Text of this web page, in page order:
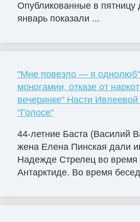
Опубликованные в пятницу
январь показали ...
"Мне повезло — я
моногамии, отказе от
вечеринке" Насти
"Голосе"
44-летние Баста (Василий
жена Елена Пинская дали
Надежде Стрелец во время
Антарктиде. Во время